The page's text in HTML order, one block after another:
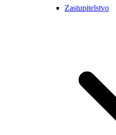
Zastupitelstvo